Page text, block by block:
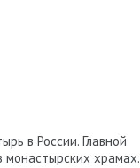
в России. Главной
монастырских храмах.